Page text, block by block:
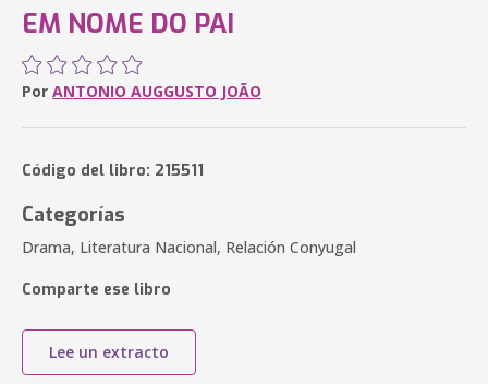
EM NOME DO PAI
Por ANTONIO AUGGUSTO JOÃO
Código del libro: 215511
Categorías
Drama, Literatura Nacional, Relación Conyugal
Comparte ese libro
Lee un extracto